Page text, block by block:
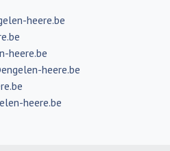
heere.be
heere.be
heere.be
heere.be